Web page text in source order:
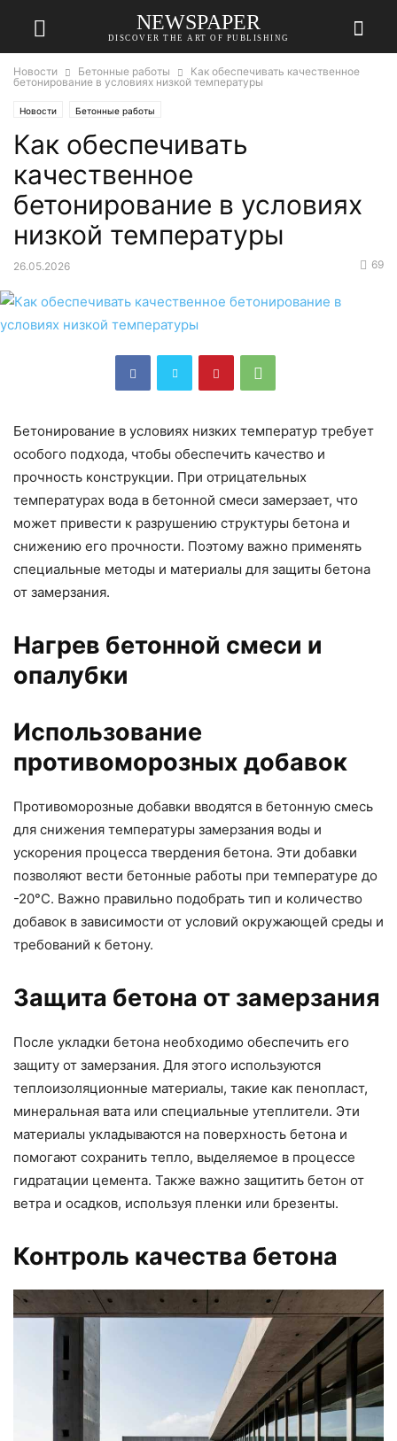
NEWSPAPER
DISCOVER THE ART OF PUBLISHING
Новости Бетонные работы
Как обеспечивать качественное
бетонирование в условиях низкой температуры
Новости Бетонные работы
Как обеспечивать
качественное
бетонирование в условиях
низкой температуры
26.05.2026 69
Бетонирование в условиях низких температур требует
особого подхода, чтобы обеспечить качество и
прочность конструкции. При отрицательных
температурах вода в бетонной смеси замерзает, что
может привести к разрушению структуры бетона и
снижению его прочности. Поэтому важно применять
специальные методы и материалы для защиты бетона
от замерзания.
Нагрев бетонной смеси и
опалубки
Использование
противоморозных добавок
Противоморозные добавки вводятся в бетонную смесь
для снижения температуры замерзания воды и
ускорения процесса твердения бетона. Эти добавки
позволяют вести бетонные работы при температуре до
-20°C. Важно правильно подобрать тип и количество
добавок в зависимости от условий окружающей среды и
требований к бетону.
Защита бетона от замерзания
После укладки бетона необходимо обеспечить его
защиту от замерзания. Для этого используются
теплоизоляционные материалы, такие как пенопласт,
минеральная вата или специальные утеплители. Эти
материалы укладываются на поверхность бетона и
помогают сохранить тепло, выделяемое в процессе
гидратации цемента. Также важно защитить бетон от
ветра и осадков, используя пленки или брезенты.
Контроль качества бетона